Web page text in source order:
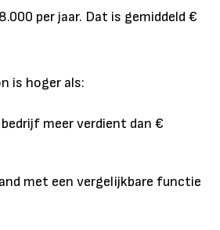
per jaar. Dat is gemiddeld €
is hoger als:
meer verdient dan €
met een vergelijkbare functie